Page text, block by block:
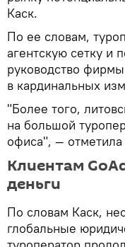
Каск.
По ее словам,
агентскую сетку и
руководство
в кардинальных
"Более того,
на большой
офиса", —
Клиентам
деньги
По словам Каск,
глобальные